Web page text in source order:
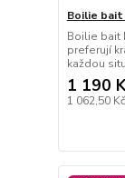
Boilie bait
Boilie bait
preferují
každou
1 190
1 062,50 Kč